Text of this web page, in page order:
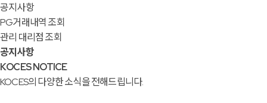
공지사항
PG거래내역 조회
관리 대리점 조회
공지사항
KOCES NOTICE
KOCES의 다양한 소식을 전해드립니다.